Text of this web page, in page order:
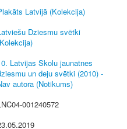
Latvijā (Kolekcija)
Dziesmu svētki
Latvijas Skolu jaunatnes
un deju svētki (2010) -
autora (Notikums)
001240572